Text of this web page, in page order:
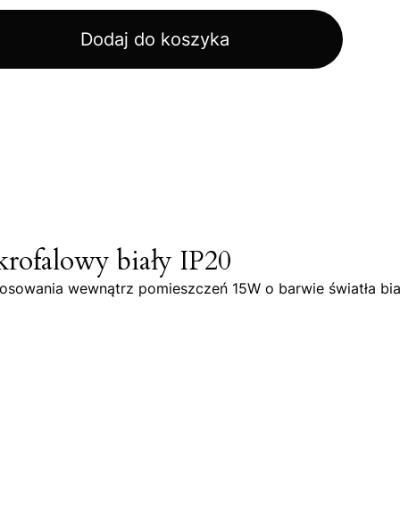
Dodaj do koszyka
biały IP20
wewnątrz pomieszczeń 15W o barwie światła